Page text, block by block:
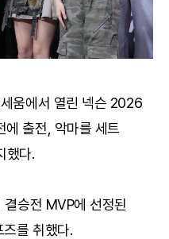
움에서 열린 넥슨 2026
에 출전, 악마를 세트
했다.
승전 MVP에 선정된
를 취했다.